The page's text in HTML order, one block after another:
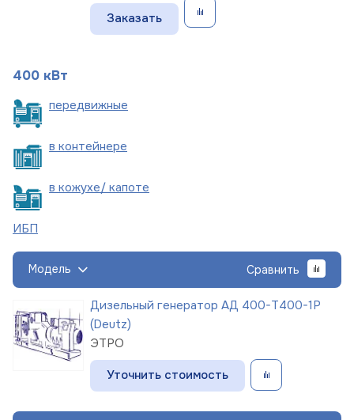
Заказать
400 кВт
передвижные
в контейнере
в кожухе/ капоте
ИБП
Модель Сравнить
Дизельный генератор АД 400-Т400-1Р
(Deutz)
ЭТРО
Уточнить стоимость